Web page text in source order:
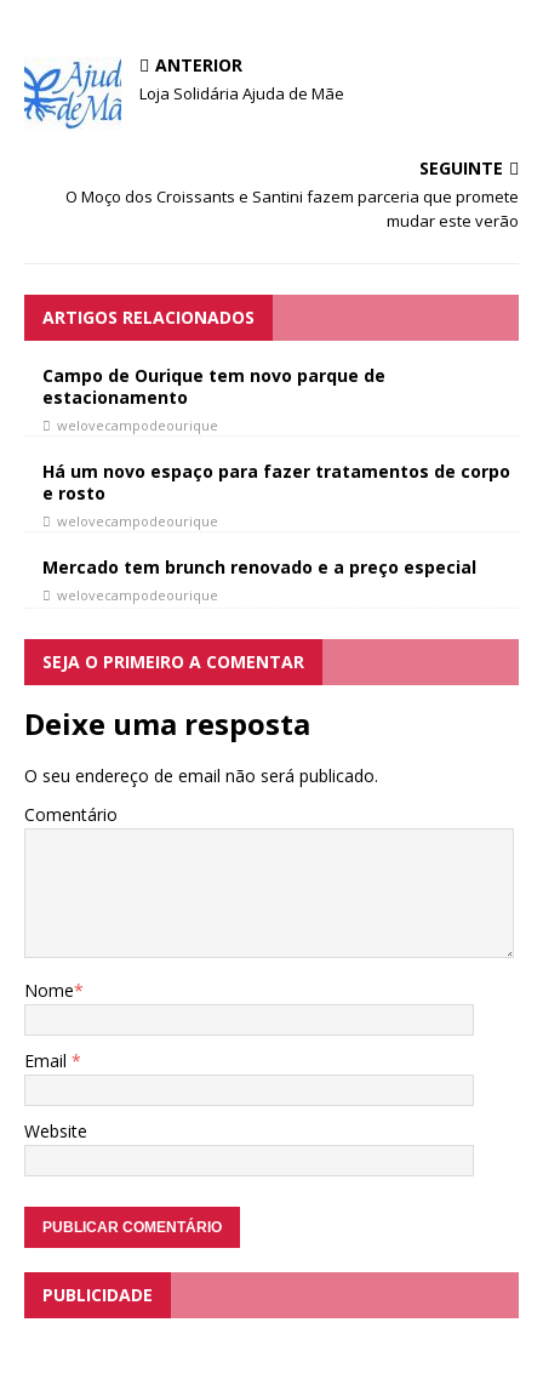
ANTERIOR
Loja Solidária Ajuda de Mãe
SEGUINTE
O Moço dos Croissants e Santini fazem parceria que promete
mudar este verão
ARTIGOS RELACIONADOS
Campo de Ourique tem novo parque de
estacionamento
welovecampodeourique
Há um novo espaço para fazer tratamentos de corpo
e rosto
welovecampodeourique
Mercado tem brunch renovado e a preço especial
welovecampodeourique
SEJA O PRIMEIRO A COMENTAR
Deixe uma resposta
O seu endereço de email não será publicado.
Comentário
Nome*
Email *
Website
PUBLICIDADE